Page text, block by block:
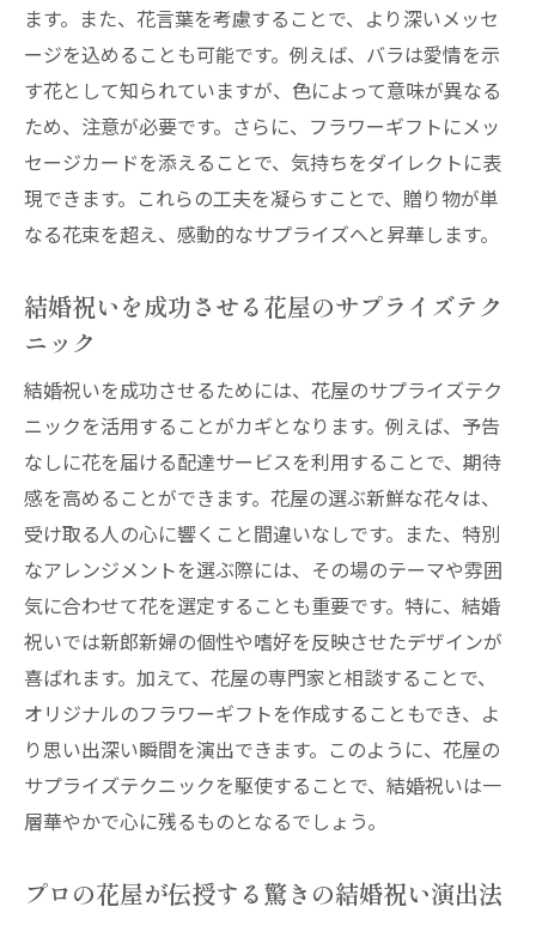
ます。また、花言葉を考慮することで、より深いメッセ
ージを込めることも可能です。例えば、バラは愛情を示
す花として知られていますが、色によって意味が異なる
ため、注意が必要です。さらに、フラワーギフトにメッ
セージカードを添えることで、気持ちをダイレクトに表
現できます。これらの工夫を凝らすことで、贈り物が単
なる花束を超え、感動的なサプライズへと昇華します。
結婚祝いを成功させる花屋のサプライズテク
ニック
結婚祝いを成功させるためには、花屋のサプライズテク
ニックを活用することがカギとなります。例えば、予告
なしに花を届ける配達サービスを利用することで、期待
感を高めることができます。花屋の選ぶ新鮮な花々は、
受け取る人の心に響くこと間違いなしです。また、特別
なアレンジメントを選ぶ際には、その場のテーマや雰囲
気に合わせて花を選定することも重要です。特に、結婚
祝いでは新郎新婦の個性や嗜好を反映させたデザインが
喜ばれます。加えて、花屋の専門家と相談することで、
オリジナルのフラワーギフトを作成することもでき、よ
り思い出深い瞬間を演出できます。このように、花屋の
サプライズテクニックを駆使することで、結婚祝いは一
層華やかで心に残るものとなるでしょう。
プロの花屋が伝授する驚きの結婚祝い演出法